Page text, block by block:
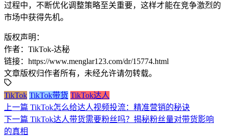
过程中，不断优化调整策略至关重要，这样才能在竞争激烈的
市场中获得先机。
版权声明：
作者：TikTok-达秘
链接：https://www.menglar123.com/dr/15774.html
文章版权归作者所有，未经允许请勿转载。
TikTok TikTok带货 TikTok达人
上一篇 TikTok怎么给达人视频投流：精准营销的秘诀
下一篇 TikTok达人带货需要粉丝吗？揭秘粉丝量对带货影响
的真相